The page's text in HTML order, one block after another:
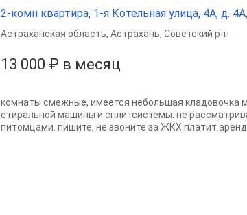
2-комн квартира, 1-я Котельная улица, 4А, д.
13 000 ₽ в месяц
Астраханская область, Астрахань, Советский р-н
комнаты смежные, имеется небольшая кладовочка
стиральной машины и сплитсистемы. не
питомцами. пишите, не звоните за ЖКХ платит